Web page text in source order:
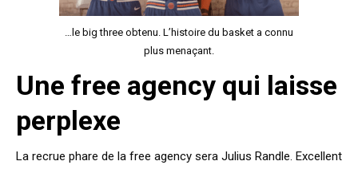
…le big three obtenu. L’histoire du basket a connu
plus menaçant.
Une free agency qui laisse
perplexe
La recrue phare de la free agency sera Julius Randle. Excellent